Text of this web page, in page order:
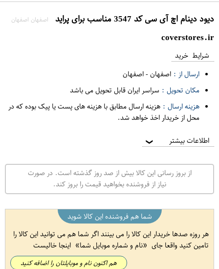
دیود دینام اچ آی سی کد 3547 مناسب برای پراید اصفهان اصفهان
coverstores.ir
شرایط خرید
ارسال از : اصفهان-اصفهان
مکان تحویل : سراسر ایران قابل تحویل می باشد
هزینه ارسال : هزینه ارسال مطابق با هزینه های پست یا پیک بوده که در
محل از خریدار اخذ خواهد شد.
اطلاعات بیشتر ❯
از بروز رسانی این کالا بیش از صد روز گذشته است. در صورت
نیاز از فروشنده بخواهید قیمت را بروز کند.
شما هم فروشنده این کالا شوید
هر روزه صدها خریدار این کالا را می بینند اگر شما هم می توانید این کالا را
تامین کنید واقعا جای
نام و شماره موبایل شما اینجا خالیست
هم اکنون نام و موبایلتان را اضافه کنید